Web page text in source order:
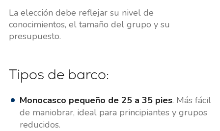
La elección debe reflejar su nivel de
conocimientos, el tamaño del grupo y su
presupuesto.
Tipos de barco:
Monocasco pequeño de 25 a 35 pies. Más fácil
de maniobrar, ideal para principiantes y grupos
reducidos.